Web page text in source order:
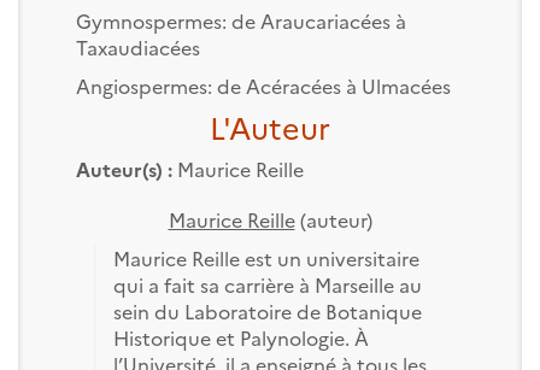
Gymnospermes: de Araucariacées à
Taxaudiacées
Angiospermes: de Acéracées à Ulmacées
L'Auteur
Auteur(s) : Maurice Reille
Maurice Reille(auteur)
Maurice Reille est un universitaire
qui a fait sa carrière à Marseille au
sein du Laboratoire de Botanique
Historique et Palynologie. À
l’Université, il a enseigné à tous les